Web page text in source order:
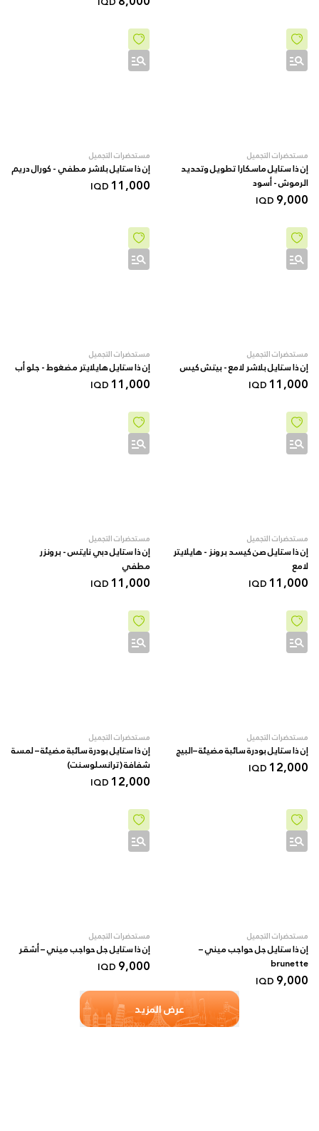
مستحضرات التجميل
إن ذا ستايل ماسكارا تطويل وتحديد
الرموش - أسود
9,000
IQD
مستحضرات التجميل
إن ذا ستايل بلاشر مطفي - كورال دريم
11,000
IQD
مستحضرات التجميل
إن ذا ستايل بلاشر لامع - بيتش كيس
11,000
IQD
مستحضرات التجميل
إن ذا ستايل هايلايتر مضغوط - جلو أب
11,000
IQD
مستحضرات التجميل
إن ذا ستايل صن كيسد برونز - هايلايتر
لامع
11,000
IQD
مستحضرات التجميل
إن ذا ستايل دبي نايتس - برونزر
مطفي
11,000
IQD
مستحضرات التجميل
إن ذا ستايل بودرة سائبة مضيئة –البيج
12,000
IQD
مستحضرات التجميل
إن ذا ستايل بودرة سائبة مضيئة – لمسة
شفافة (ترانسلوسنت)
12,000
IQD
مستحضرات التجميل
إن ذا ستايل جل حواجب ميني –
brunette
9,000
IQD
مستحضرات التجميل
إن ذا ستايل جل حواجب ميني – أشقر
9,000
IQD
عرض المزيد